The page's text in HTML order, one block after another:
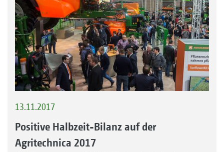
13.11.2017
Positive Halbzeit-Bilanz auf der
Agritechnica 2017